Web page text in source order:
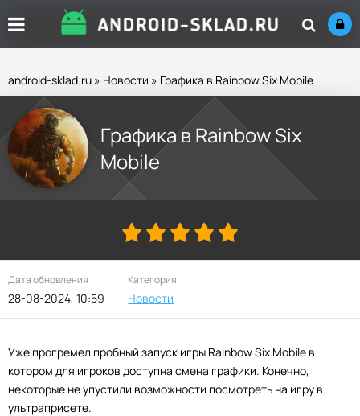
android-sklad.ru » Новости » Графика в Rainbow Six Mobile
Графика в Rainbow Six
Mobile
Дата обновления
28-08-2024, 10:59
Категория
Новости
Уже прогремел пробный запуск игры Rainbow Six Mobile в
котором для игроков доступна смена графики. Конечно,
некоторые не упустили возможности посмотреть на игру в
ультраприсете.